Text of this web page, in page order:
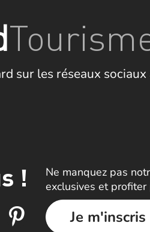
sur les réseaux
!
Ne manquez pas
exclusives et
Je